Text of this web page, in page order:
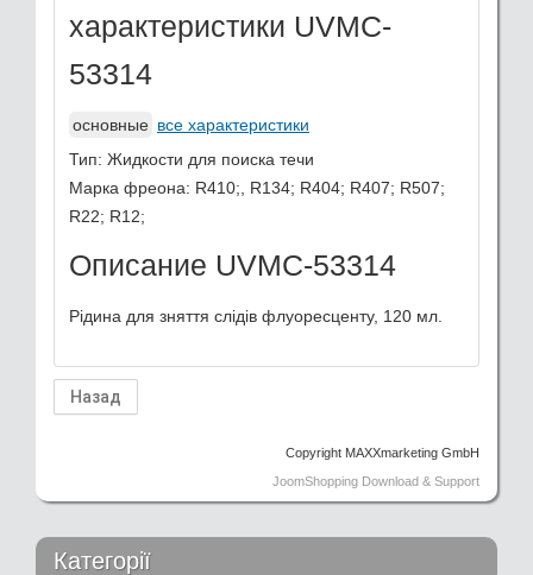
характеристики UVMC-
53314
основные все характеристики
Тип: Жидкости для поиска течи
Марка фреона: R410;, R134; R404; R407; R507;
R22; R12;
Описание UVMC-53314
Рідина для зняття слідів флуоресценту, 120 мл.
Copyright MAXXmarketing GmbH
JoomShopping Download & Support
Категорії